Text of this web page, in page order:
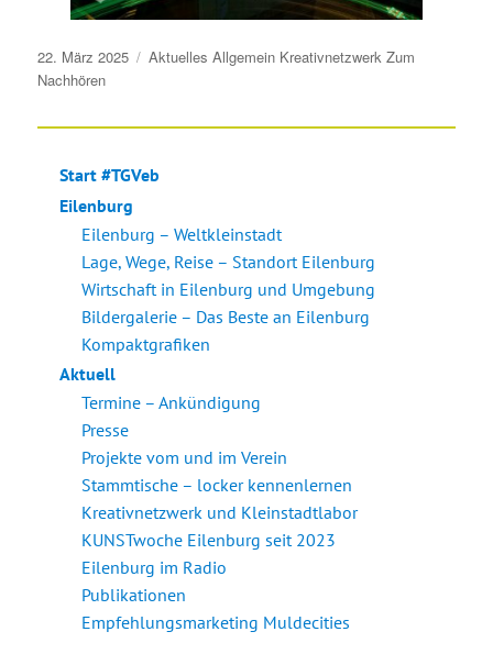
Veröffentlicht
am
22. März 2025 Aktuelles Allgemein Kreativnetzwerk Zum
Nachhören
Start #TGVeb
Eilenburg
Eilenburg – Weltkleinstadt
Lage, Wege, Reise – Standort Eilenburg
Wirtschaft in Eilenburg und Umgebung
Bildergalerie – Das Beste an Eilenburg
Kompaktgrafiken
Aktuell
Termine – Ankündigung
Presse
Projekte vom und im Verein
Stammtische – locker kennenlernen
Kreativnetzwerk und Kleinstadtlabor
KUNSTwoche Eilenburg seit 2023
Eilenburg im Radio
Publikationen
Empfehlungsmarketing Muldecities